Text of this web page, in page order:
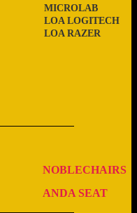
LOA RAZER
LOA LOGITECH
MICROLAB
NOBLECHAIRS
ANDA SEAT